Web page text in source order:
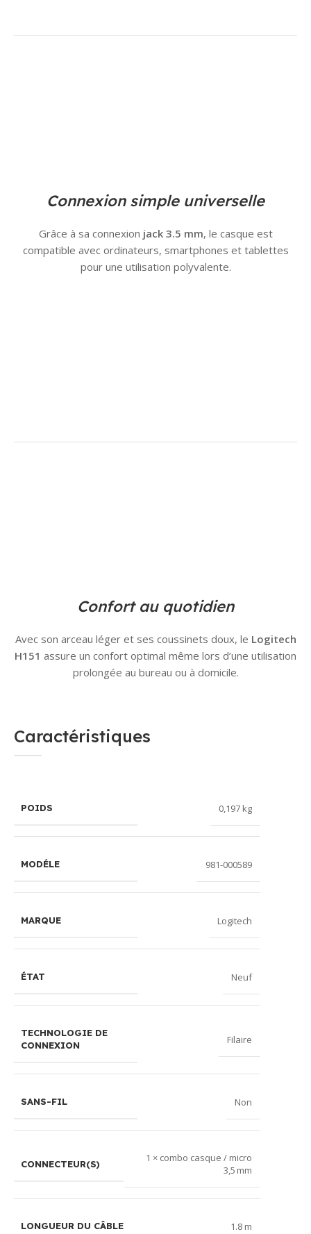
Connexion simple universelle
Grâce à sa connexion jack 3.5 mm, le casque est
compatible avec ordinateurs, smartphones et tablettes
pour une utilisation polyvalente.
Confort au quotidien
Avec son arceau léger et ses coussinets doux, le Logitech
H151 assure un confort optimal même lors d’une utilisation
prolongée au bureau ou à domicile.
Caractéristiques
POIDS 0,197 kg
MODÉLE 981-000589
MARQUE Logitech
ÉTAT Neuf
TECHNOLOGIE DE
CONNEXION
Filaire
SANS-FIL Non
CONNECTEUR(S)
1 × combo casque / micro
3,5 mm
LONGUEUR DU CÂBLE 1.8 m